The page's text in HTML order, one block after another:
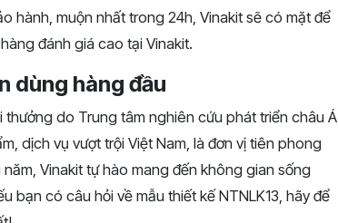
hành, muộn nhất trong 24h, Vinakit sẽ có mặt để
đánh giá cao tại Vinakit.
dùng hàng đầu
do Trung tâm nghiên cứu phát triển châu Á
dịch vụ vượt trội Việt Nam, là đơn vị tiên phong
Vinakit tự hào mang đến không gian sống
bạn có câu hỏi về mẫu thiết kế NTNLK13, hãy để